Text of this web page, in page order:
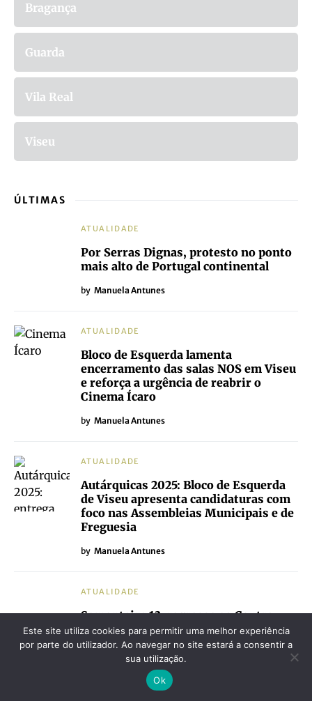
Bragança
Guarda
Vila Real
Viseu
ÚLTIMAS
ATUALIDADE
Por Serras Dignas, protesto no ponto
mais alto de Portugal continental
by Manuela Antunes
ATUALIDADE
Bloco de Esquerda lamenta
encerramento das salas NOS em Viseu
e reforça a urgência de reabrir o
Cinema Ícaro
by Manuela Antunes
ATUALIDADE
Autárquicas 2025: Bloco de Esquerda
de Viseu apresenta candidaturas com
foco nas Assembleias Municipais e de
Freguesia
by Manuela Antunes
ATUALIDADE
Sementeira 13: regressa ao Centro
Histórico de Viseu de 9 a 20 de Julho
Manuela Antunes
Este site utiliza cookies para permitir uma melhor experiência
por parte do utilizador. Ao navegar no site estará a consentir a
sua utilização.
Ok